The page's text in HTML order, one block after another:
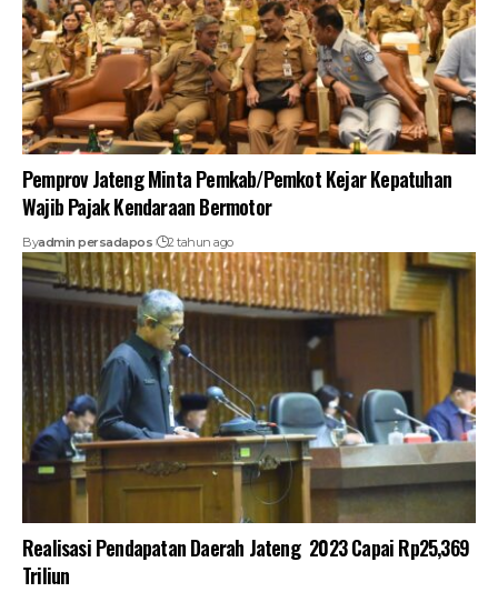
Pemprov Jateng Minta Pemkab/Pemkot Kejar Kepatuhan
Wajib Pajak Kendaraan Bermotor
Byadmin persadapos 2 tahun ago
Realisasi Pendapatan Daerah Jateng 2023 Capai Rp25,369
Triliun